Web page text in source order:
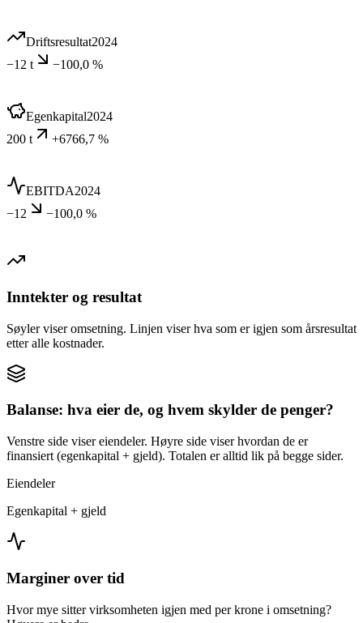
Driftsresultat2024
−12 t
−100,0 %
Egenkapital2024
200 t
+6766,7 %
EBITDA2024
−12
−100,0 %
Inntekter og resultat
Søyler viser omsetning. Linjen viser hva som er igjen som årsresultat
etter alle kostnader.
Balanse: hva eier de, og hvem skylder de penger?
Venstre side viser eiendeler. Høyre side viser hvordan de er
finansiert (egenkapital + gjeld). Totalen er alltid lik på begge sider.
Eiendeler
Egenkapital + gjeld
Marginer over tid
Hvor mye sitter virksomheten igjen med per krone i omsetning?